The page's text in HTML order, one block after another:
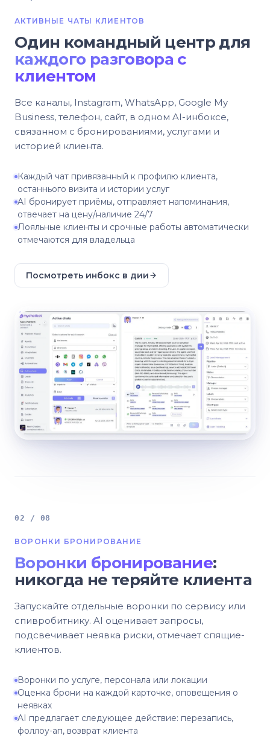
АКТИВНЫЕ ЧАТЫ КЛИЕНТОВ
Один командный центр для
каждого разговора с
клиентом
Все каналы, Instagram, WhatsApp, Google My
Business, телефон, сайт, в одном AI-инбоксе,
связанном с бронированиями, услугами и
историей клиента.
Каждый чат привязанный к профилю клиента,
останнього визита и истории услуг
AI бронирует приёмы, отправляет напоминания,
отвечает на цену/наличие 24/7
Лояльные клиенты и срочные работы автоматически
отмечаются для владельца
Посмотреть инбокс в дии
02 / 08
ВОРОНКИ БРОНИРОВАНИЕ
Воронки бронирование:
никогда не теряйте клиента
Запускайте отдельные воронки по сервису или
спивробитнику. AI оценивает запросы,
подсвечивает неявка риски, отмечает спящие-
клиентов.
Воронки по услуге, персонала или локации
Оценка брони на каждой карточке, оповещения о
неявках
AI предлагает следующее действие: перезапись,
фоллоу-ап, возврат клиента